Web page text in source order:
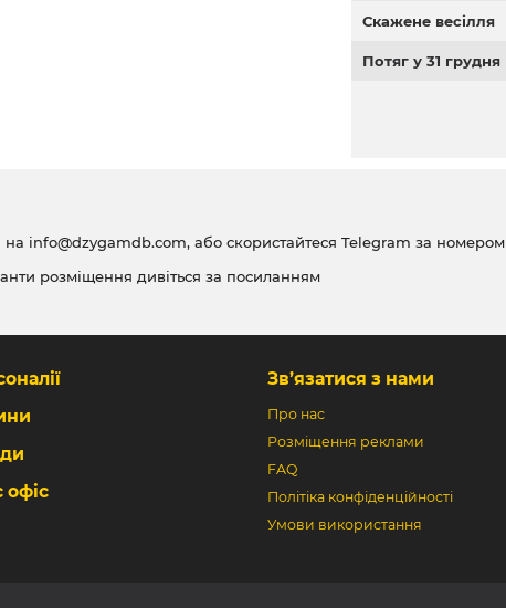
Скажене весілля
Потяг у 31 грудня
на info@dzygamdb.com, або скористайтеся Telegram за номером
розміщення дивіться за посиланням
офіс
Зв’язатися з нами
Про нас
Розміщення реклами
FAQ
Політіка конфіденційності
Умови використання